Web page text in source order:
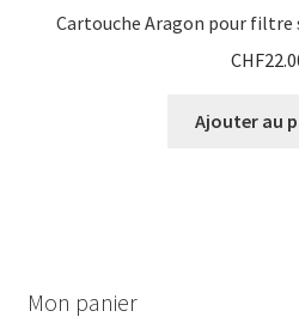
Cartouche Aragon pour filtre
CHF
Ajouter au
Mon panier